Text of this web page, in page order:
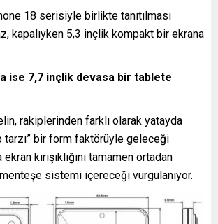
18 serisiyle birlikte tanıtılması
kapalıyken 5,3 inçlik kompakt bir ekrana
ise 7,7 inçlik devasa bir tablete
rakiplerinden farklı olarak yatayda
tarzı” bir form faktörüyle geleceği
kırışıklığını tamamen ortadan
sistemi içereceği vurgulanıyor.